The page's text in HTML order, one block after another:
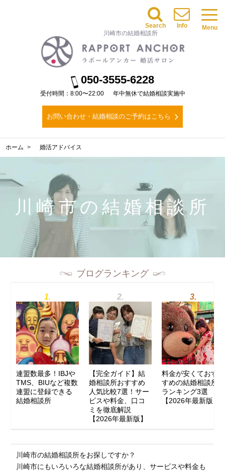
川崎市の結婚相談所
050-3555-6228
受付時間：8:00〜22:00 年中無休で結婚相談実施中
お問い合わせ・結婚相談のご予約はこちら
Menu
Info
Search
ホーム 婚活アドバイス
川崎市の結婚相談所
ブログランキング
連盟数最多！IBJや
TMS、BIUなど複数
連盟に登録できる
結婚相談所
【完全ガイド】結
婚相談所おすすめ
人気比較7選！サー
ビスや料金、口コ
ミを徹底解説
【2026年最新版】
料金が安くておす
すめの結婚相談所
ランキング3選
【2026年最新版】
川崎市の結婚相談所をお探しですか？
川崎市にもいろいろな結婚相談所があり、サービスや料金も